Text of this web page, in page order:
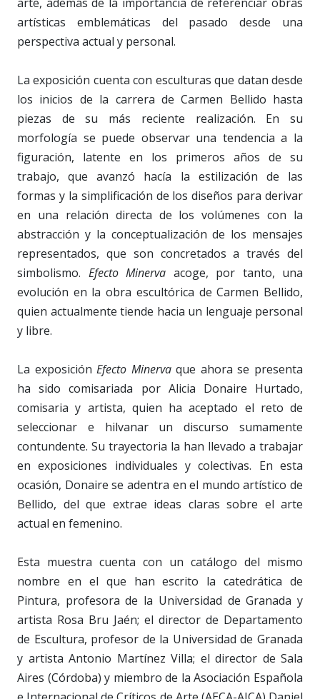
artísticas emblemáticas del pasado desde una
perspectiva actual y personal.
La exposición cuenta con esculturas que datan desde
los inicios de la carrera de Carmen Bellido hasta
piezas de su más reciente realización. En su
morfología se puede observar una tendencia a la
figuración, latente en los primeros años de su
trabajo, que avanzó hacía la estilización de las
formas y la simplificación de los diseños para derivar
en una relación directa de los volúmenes con la
abstracción y la conceptualización de los mensajes
representados, que son concretados a través del
simbolismo. Efecto Minerva acoge, por tanto, una
evolución en la obra escultórica de Carmen Bellido,
quien actualmente tiende hacia un lenguaje personal
y libre.
La exposiciónEfecto Minervaque ahora se presenta
ha sido comisariada por Alicia Donaire Hurtado,
comisaria y artista, quien ha aceptado el reto de
seleccionar e hilvanar un discurso sumamente
contundente. Su trayectoria la han llevado a trabajar
en exposiciones individuales y colectivas. En esta
ocasión, Donaire se adentra en el mundo artístico de
Bellido, del que extrae ideas claras sobre el arte
actual en femenino.
Esta muestra cuenta con un catálogo del mismo
nombre en el que han escrito la catedrática de
Pintura, profesora de la Universidad de Granada y
artista Rosa Bru Jaén; el director de Departamento
de Escultura, profesor de la Universidad de Granada
y artista Antonio Martínez Villa; el director de Sala
Aires (Córdoba) y miembro de la Asociación Española